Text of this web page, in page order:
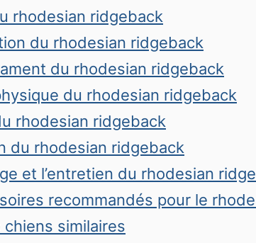
rhodesian ridgeback
du rhodesian ridgeback
du rhodesian ridgeback
du rhodesian ridgeback
rhodesian ridgeback
du rhodesian ridgeback
et l’entretien du rhodesian
recommandés pour le
chiens similaires